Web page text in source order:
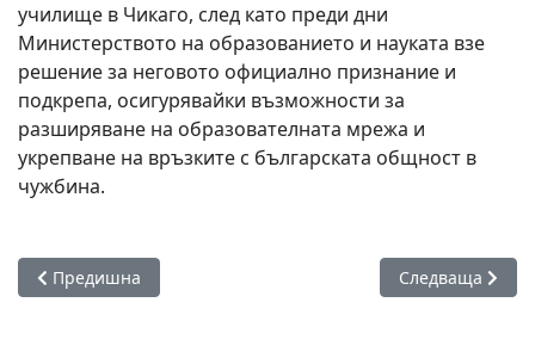
училище в Чикаго, след като преди дни
Министерството на образованието и науката взе
решение за неговото официално признание и
подкрепа, осигурявайки възможности за
разширяване на образователната мрежа и
укрепване на връзките с българската общност в
чужбина.
Предишна статия: Напредва строителството на
Предишна Следваща
Следваща